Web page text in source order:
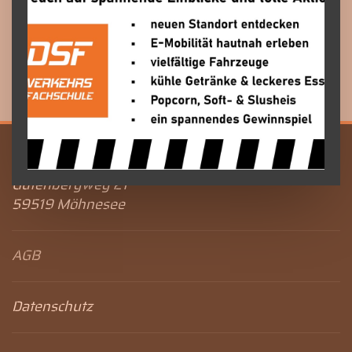
Nach Eingang Ihrer Anmeldung erhalten Sie
eine Bestätigung per E-Mail.
DSF Verkehrsfachschule
Gutenbergweg 21
59519 Möhnesee
AGB
Datenschutz